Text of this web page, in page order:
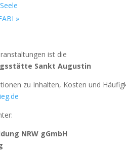
»
ist die
Sankt Augustin
zu Inhalten, Kosten und
NRW gGmbH